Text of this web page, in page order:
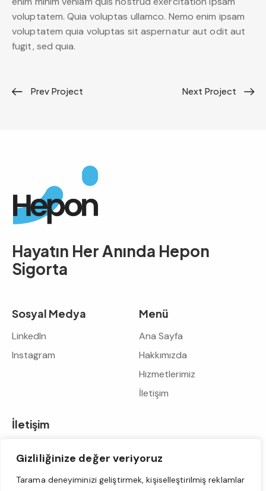
Gizliliğinize değer veriyoruz
Tarama deneyiminizi geliştirmek, kişiselleştirilmiş reklamlar
voluptatem. Quia voluptas ullamco. Nemo enim ipsam
voluptatem quia voluptas sit aspernatur aut odit aut
fugit, sed quia.
Prev Project Next Project
Hayatın Her Anında Hepon
Sigorta
Sosyal Medya
LinkedIn
Instagram
Menü
Ana Sayfa
Hakkımızda
Hizmetlerimiz
İletişim
İletişim
+90 533 329 08 42
+90 212 211 24 25